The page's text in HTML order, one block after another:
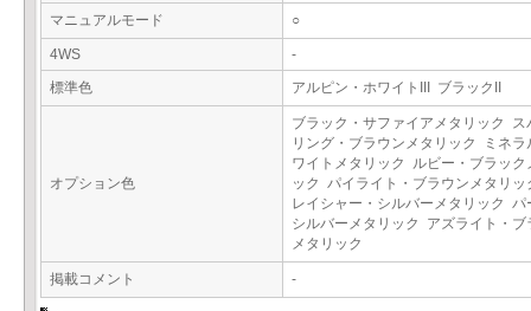
マニュアルモード
○
4WS
-
標準色
アルピン・ホワイトIII ブラックII
オプション色
ブラック・サファイアメタリック ス
リング・ブラウンメタリック ミネラ
ワイトメタリック ルビー・ブラック
ック パイライト・ブラウンメタリ
レイシャー・シルバーメタリック パ
シルバーメタリック アズライト・ブ
メタリック
掲載コメント -